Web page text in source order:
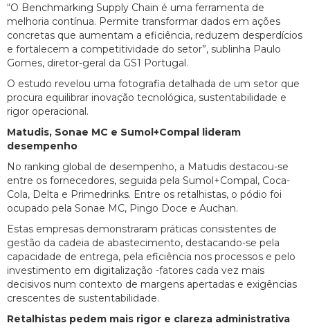
“O Benchmarking Supply Chain é uma ferramenta de
melhoria contínua. Permite transformar dados em ações
concretas que aumentam a eficiência, reduzem desperdícios
e fortalecem a competitividade do setor”, sublinha Paulo
Gomes, diretor-geral da GS1 Portugal.
O estudo revelou uma fotografia detalhada de um setor que
procura equilibrar inovação tecnológica, sustentabilidade e
rigor operacional.
Matudis, Sonae MC e Sumol+Compal lideram
desempenho
No ranking global de desempenho, a Matudis destacou-se
entre os fornecedores, seguida pela Sumol+Compal, Coca-
Cola, Delta e Primedrinks. Entre os retalhistas, o pódio foi
ocupado pela Sonae MC, Pingo Doce e Auchan.
Estas empresas demonstraram práticas consistentes de
gestão da cadeia de abastecimento, destacando-se pela
capacidade de entrega, pela eficiência nos processos e pelo
investimento em digitalização -fatores cada vez mais
decisivos num contexto de margens apertadas e exigências
crescentes de sustentabilidade.
Retalhistas pedem mais rigor e clareza administrativa